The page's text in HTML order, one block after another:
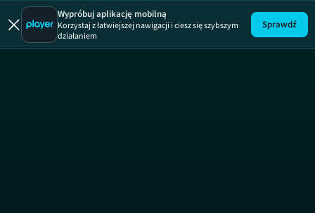
Wypróbuj aplikację mobilną
Korzystaj z łatwiejszej nawigacji i ciesz się szybszym
działaniem
Sprawdź